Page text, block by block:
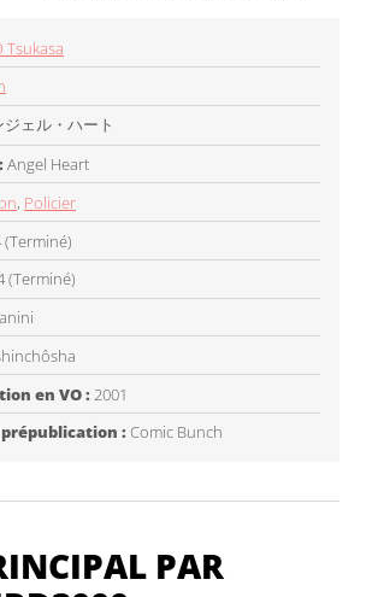
Tsukasa
ジェル・ハート
Angel Heart
, Policier
(Terminé)
(Terminé)
en VO : 2001
: Comic Bunch
PAR